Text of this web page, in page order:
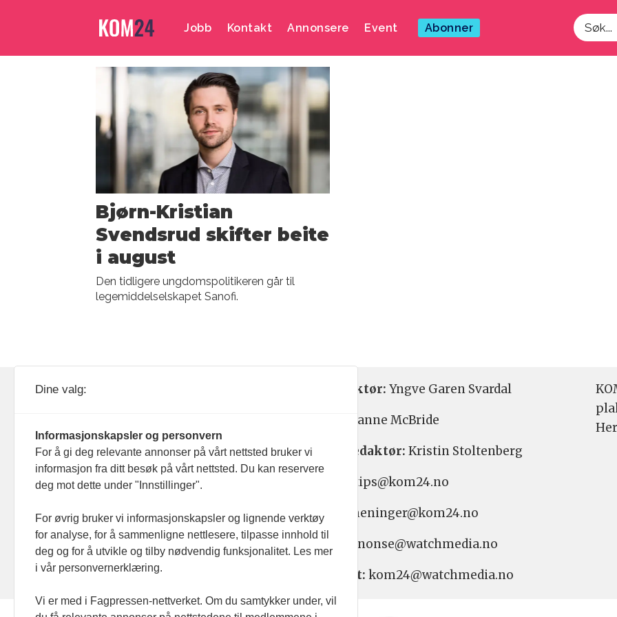
Jobb Kontakt Annonsere Event Abonner
Søk
Emne:
kristin
mesteig
Bjørn-Kristian
Svendsrud skifter beite
i august
Den tidligere ungdomspolitikeren går til
legemiddelselskapet Sanofi.
093 182
Nyhetsredaktør: Yngve Garen Svardal
Hanne McBride
Ansvarlig redaktør: Kristin Stoltenberg
Nyhetstips: tips@kom24.no
Meninger: meninger@kom24.no
Annonse: annonse@watchmedia.no
Abonnement: kom24@watchmedia.no
Dine valg:
Informasjonskapsler og personvern
For å gi deg relevante annonser på vårt nettsted bruker vi
informasjon fra ditt besøk på vårt nettsted. Du kan reservere
deg mot dette under "Innstillinger".
For øvrig bruker vi informasjonskapsler og lignende verktøy
for analyse, for å sammenligne nettlesere, tilpasse innhold til
deg og for å utvikle og tilby nødvendig funksjonalitet. Les mer
i vår personvernerklæring.
Vi er med i Fagpressen-nettverket. Om du samtykker under, vil